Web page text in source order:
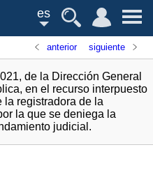
es
anterior siguiente
de la Dirección General
en el recurso interpuesto
la registradora de la
la que se deniega la
judicial.